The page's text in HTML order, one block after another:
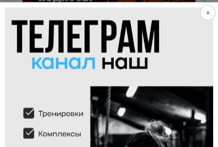
Подносы ног к перекладине киппингом
×